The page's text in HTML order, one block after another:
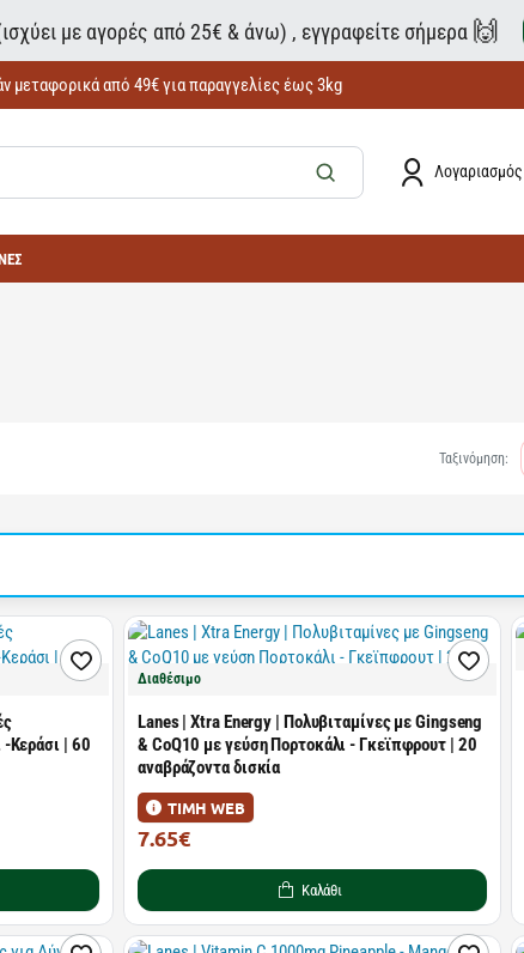
με αγορές από 25€ & άνω) , εγγραφείτε σήμερα 🙌
μεταφορικά από 49€ για παραγγελίες έως 3kg
Λογαριασμός
Ταξινόμηση:
-Κεράσι | 60
Διαθέσιμο
Lanes | Xtra Energy | Πολυβιταμίνες με Gingseng
& CoQ10 με γεύση Πορτοκάλι - Γκεϊπφρουτ | 20
αναβράζοντα δισκία
ΤΙΜΗ WEB
7.65€
Καλάθι